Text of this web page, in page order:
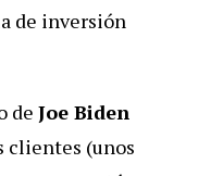
de inversión
de Joe Biden
clientes (unos